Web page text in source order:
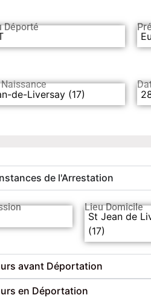
Déporté
de-Liversay (17)
de l'Arrestation
Lieu Domicile
St Jean de
(17)
avant Déportation
en Déportation